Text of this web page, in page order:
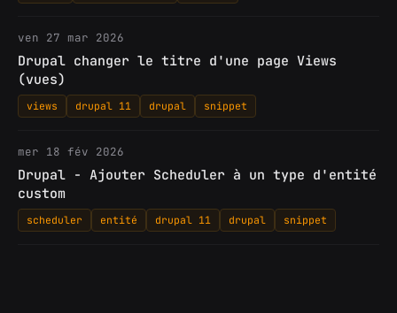
ven 27 mar 2026
Drupal changer le titre d'une page Views
(vues)
views drupal 11 drupal snippet
mer 18 fév 2026
Drupal - Ajouter Scheduler à un type d'entité
custom
scheduler entité drupal 11 drupal snippet